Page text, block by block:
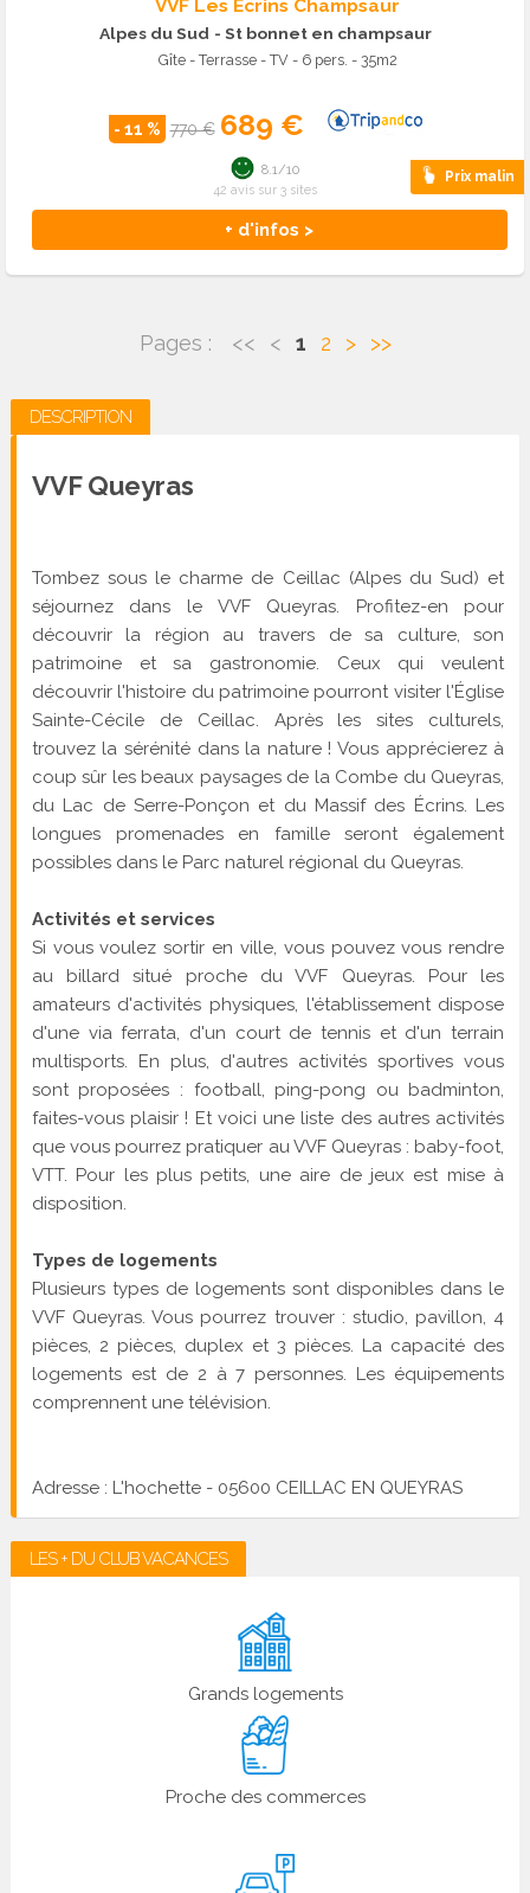
VVF Les Ecrins Champsaur
Alpes du Sud - St bonnet en champsaur
Gîte - Terrasse - TV - 6 pers. - 35m2
- 11 % 770 € 689 €
Prix malin
+ d'infos >
8.1/10
42 avis sur 3 sites
Pages : << < 1 2 > >>
DESCRIPTION
VVF Queyras
Tombez sous le charme de Ceillac (Alpes du Sud) et
séjournez dans le VVF Queyras. Profitez-en pour
découvrir la région au travers de sa culture, son
patrimoine et sa gastronomie. Ceux qui veulent
découvrir l'histoire du patrimoine pourront visiter l'Église
Sainte-Cécile de Ceillac. Après les sites culturels,
trouvez la sérénité dans la nature ! Vous apprécierez à
coup sûr les beaux paysages de la Combe du Queyras,
du Lac de Serre-Ponçon et du Massif des Écrins. Les
longues promenades en famille seront également
possibles dans le Parc naturel régional du Queyras.
Activités et services
Si vous voulez sortir en ville, vous pouvez vous rendre
au billard situé proche du VVF Queyras. Pour les
amateurs d'activités physiques, l'établissement dispose
d'une via ferrata, d'un court de tennis et d'un terrain
multisports. En plus, d'autres activités sportives vous
sont proposées : football, ping-pong ou badminton,
faites-vous plaisir ! Et voici une liste des autres activités
que vous pourrez pratiquer au VVF Queyras : baby-foot,
VTT. Pour les plus petits, une aire de jeux est mise à
disposition.
Types de logements
Plusieurs types de logements sont disponibles dans le
VVF Queyras. Vous pourrez trouver : studio, pavillon, 4
pièces, 2 pièces, duplex et 3 pièces. La capacité des
logements est de 2 à 7 personnes. Les équipements
comprennent une télévision.
Adresse : L'hochette - 05600 CEILLAC EN QUEYRAS
LES + DU CLUB VACANCES
Grands logements
Proche des commerces